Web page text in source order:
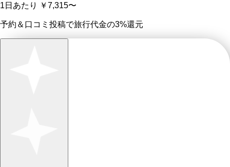
1日あたり ￥7,315〜
予約＆口コミ投稿で旅行代金の3%還元